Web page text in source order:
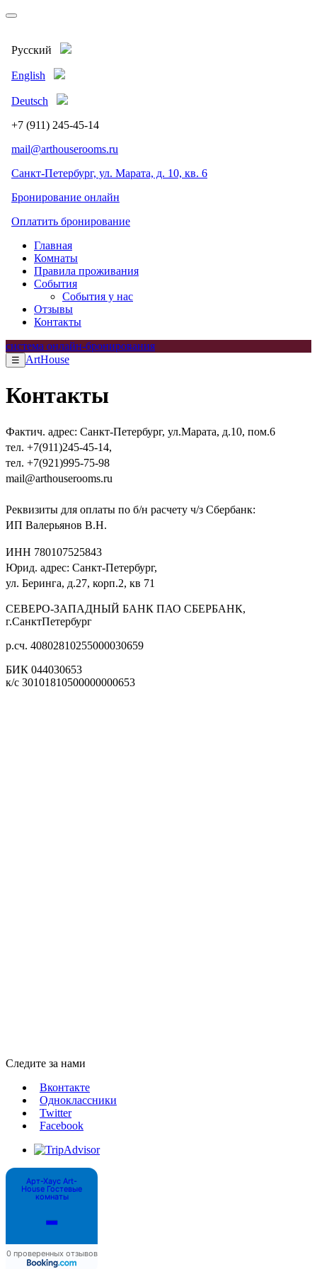
Русский
English
Deutsch
+7 (911) 245-45-14
mail@arthouserooms.ru
Санкт-Петербург, ул. Марата, д. 10, кв. 6
Бронирование онлайн
Оплатить бронирование
Главная
Комнаты
Правила проживания
События
События у нас
Отзывы
Контакты
система онлайн-бронирования
☰ ArtHouse
Контакты
Фактич. адрес: Санкт-Петербург, ул.Марата, д.10, пом.6
тел. +7(911)245-45-14,
тел. +7(921)995-75-98
mail@arthouserooms.ru
Реквизиты для оплаты по б/н расчету ч/з Сбербанк:
ИП Валерьянов В.Н.
ИНН 780107525843
Юрид. адрес: Санкт-Петербург,
ул. Беринга, д.27, корп.2, кв 71
СЕВЕРО-ЗАПАДНЫЙ БАНК ПАО СБЕРБАНК,
г.СанктПетербург
р.сч. 40802810255000030659
БИК 044030653
к/с 30101810500000000653
Следите за нами
Вконтакте
Одноклассники
Twitter
Facebook
Арт-Хаус Art-
House Гостевые
комнаты
-
0 проверенных отзывов